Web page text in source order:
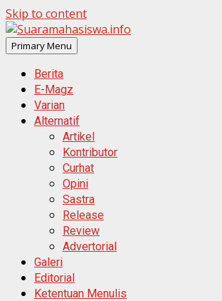
Skip to content
Primary Menu
Berita
E-Magz
Varian
Alternatif
Artikel
Kontributor
Curhat
Opini
Sastra
Release
Review
Advertorial
Galeri
Editorial
Ketentuan Menulis